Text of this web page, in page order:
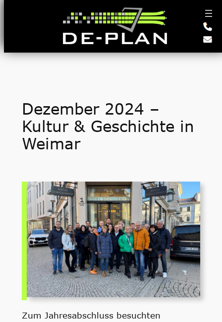
Dezember 2024 –
Kultur & Geschichte in
Weimar
Zum Jahresabschluss besuchten